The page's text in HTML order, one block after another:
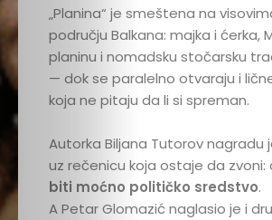
„Planina“ je smeštena na
području Balkana: majka i ćerka,
planinu i nomadsku stočarsku
— dok se paralelno otvaraju i
koja ne pitaju da li si spreman.
Autorka Biljana Tutorov nagradu
uz rečenicu koja ostaje da zvoni:
biti moćno političko sredstvo.
A Petar Glomazić naglasio je i